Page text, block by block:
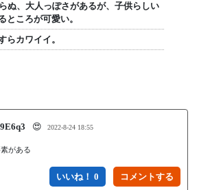
ぬ、大人っぽさがあるが、子供らしい
ところが可愛い。
らカワイイ。
😍 2022-8-24 18:55
がある
いいね！ 0